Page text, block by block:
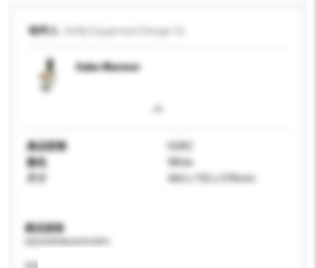
收件人
Sake Warmer
產品型號
H2A2
顏色
White
460 x 192 x 370mm
產品規格